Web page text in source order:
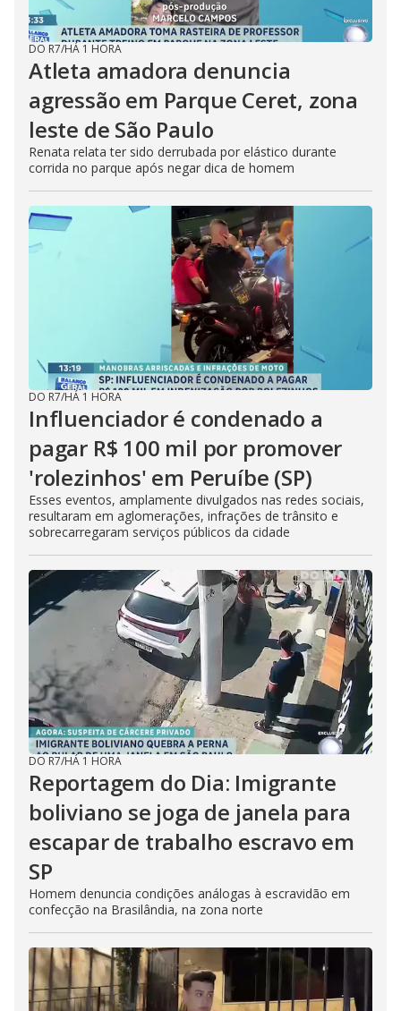
DO R7/HÁ 1 HORA
Atleta amadora denuncia
agressão em Parque Ceret, zona
leste de São Paulo
Renata relata ter sido derrubada por elástico durante
corrida no parque após negar dica de homem
DO R7/HÁ 1 HORA
Influenciador é condenado a
pagar R$ 100 mil por promover
'rolezinhos' em Peruíbe (SP)
Esses eventos, amplamente divulgados nas redes sociais,
resultaram em aglomerações, infrações de trânsito e
sobrecarregaram serviços públicos da cidade
DO R7/HÁ 1 HORA
Reportagem do Dia: Imigrante
boliviano se joga de janela para
escapar de trabalho escravo em
SP
Homem denuncia condições análogas à escravidão em
confecção na Brasilândia, na zona norte